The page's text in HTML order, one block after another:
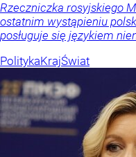
Rzeczniczka rosyjskiego
ostatnim wystąpieniu
posługuje się językiem
PolitykaKrajŚwiat